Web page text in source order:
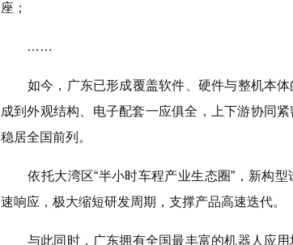
座；
……
如今，广东已形成覆盖软件、硬件与整机本
成到外观结构、电子配套一应俱全，上下游协同
稳居全国前列。
依托大湾区“半小时车程产业生态圈”，新构
速响应，极大缩短研发周期，支撑产品高速迭代。
与此同时，广东拥有全国最丰富的机器人应